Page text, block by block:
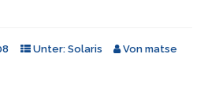
Unter: Solaris Von matse